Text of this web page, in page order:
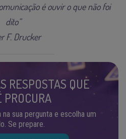
é ouvir o que não foi
dito”
F. Drucker
RESPOSTAS QUE
PROCURA
sua pergunta e escolha um
Se prepare.